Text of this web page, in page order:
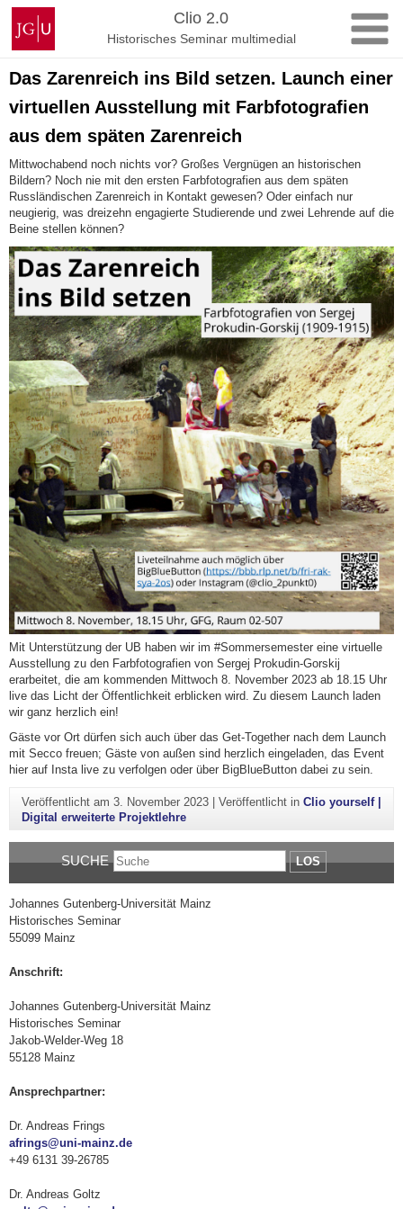
Zum
Inhalt
springen
Johannes
Gutenberg-
Universität
Mainz
Clio 2.0
Historisches Seminar multimedial
Das Zarenreich ins Bild setzen. Launch einer
virtuellen Ausstellung mit Farbfotografien
aus dem späten Zarenreich
Mittwochabend noch nichts vor? Großes Vergnügen an historischen
Bildern? Noch nie mit den ersten Farbfotografien aus dem späten
Russländischen Zarenreich in Kontakt gewesen? Oder einfach nur
neugierig, was dreizehn engagierte Studierende und zwei Lehrende auf die
Beine stellen können?
Mit Unterstützung der UB haben wir im #Sommersemester eine virtuelle
Ausstellung zu den Farbfotografien von Sergej Prokudin-Gorskij
erarbeitet, die am kommenden Mittwoch 8. November 2023 ab 18.15 Uhr
live das Licht der Öffentlichkeit erblicken wird. Zu diesem Launch laden
wir ganz herzlich ein!
Gäste vor Ort dürfen sich auch über das Get-Together nach dem Launch
mit Secco freuen; Gäste von außen sind herzlich eingeladen, das Event
hier auf Insta live zu verfolgen oder über BigBlueButton dabei zu sein.
Veröffentlicht am 3. November 2023| Veröffentlicht in Clio yourself |
Digital erweiterte Projektlehre
SUCHE LOS
Johannes Gutenberg-Universität Mainz
Historisches Seminar
55099 Mainz
Anschrift:
Johannes Gutenberg-Universität Mainz
Historisches Seminar
Jakob-Welder-Weg 18
55128 Mainz
Ansprechpartner:
Dr. Andreas Frings
afrings@uni-mainz.de
+49 6131 39-26785
Dr. Andreas Goltz